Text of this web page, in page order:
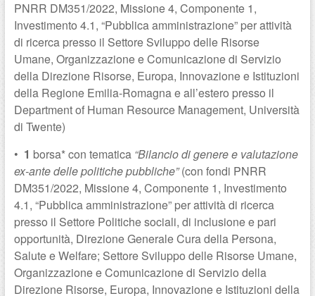
PNRR DM351/2022, Missione 4, Componente 1,
Investimento 4.1, “Pubblica amministrazione” per attività
di ricerca presso il Settore Sviluppo delle Risorse
Umane, Organizzazione e Comunicazione di Servizio
della Direzione Risorse, Europa, Innovazione e Istituzioni
della Regione Emilia-Romagna e all’estero presso il
Department of Human Resource Management, Università
di Twente)
• 1 borsa* con tematica“Bilancio di genere e valutazione
ex-ante delle politiche pubbliche”(con fondi PNRR
DM351/2022, Missione 4, Componente 1, Investimento
4.1, “Pubblica amministrazione” per attività di ricerca
presso il Settore Politiche sociali, di inclusione e pari
opportunità, Direzione Generale Cura della Persona,
Salute e Welfare; Settore Sviluppo delle Risorse Umane,
Organizzazione e Comunicazione di Servizio della
Direzione Risorse, Europa, Innovazione e Istituzioni della